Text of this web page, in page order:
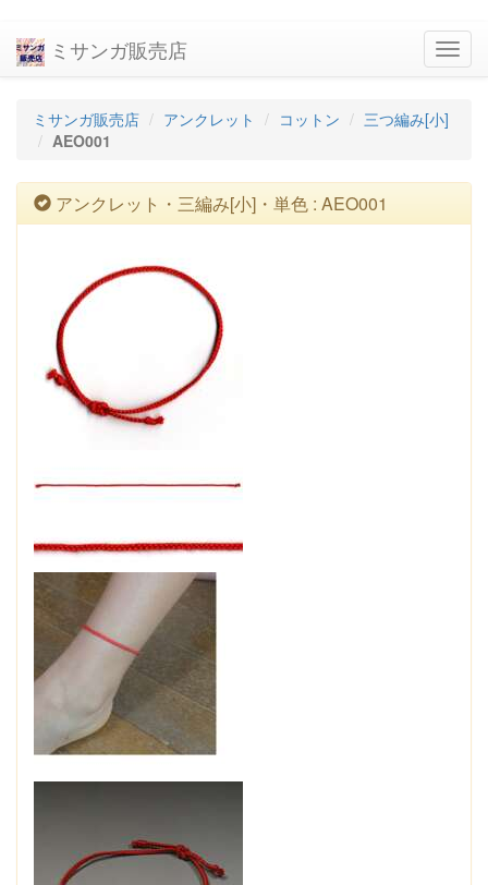
ミサンガ販売店
ミサンガ販売店 アンクレット コットン
三つ編み[小]
AEO001
アンクレット・三編み[小]・単色 : AEO001